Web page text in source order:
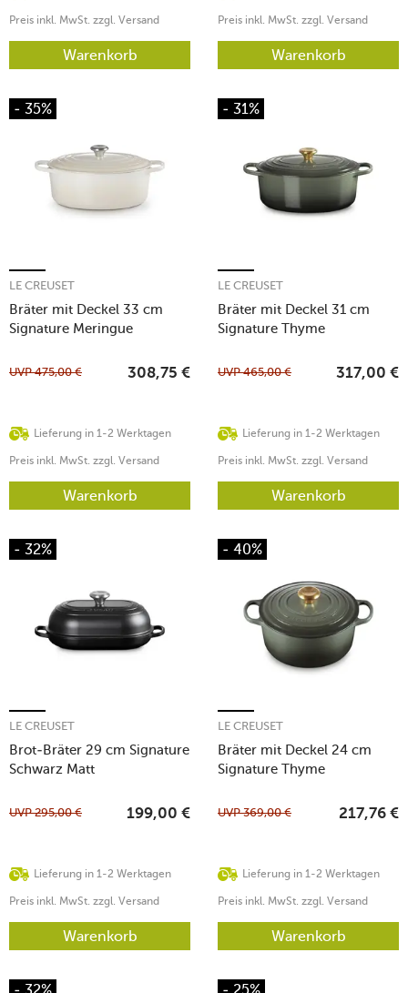
Preis inkl. MwSt. zzgl. Versand
Warenkorb
Preis inkl. MwSt. zzgl. Versand
Warenkorb
- 35%
Bräter mit Deckel 33 cm
Signature Meringue
LE CREUSET
Lieferung in 1-2 Werktagen
UVP475,00 € 308,75 €
Preis inkl. MwSt. zzgl. Versand
Warenkorb
- 31%
Bräter mit Deckel 31 cm
Signature Thyme
LE CREUSET
Lieferung in 1-2 Werktagen
UVP465,00 € 317,00 €
Preis inkl. MwSt. zzgl. Versand
Warenkorb
- 32%
Brot-Bräter 29 cm Signature
Schwarz Matt
LE CREUSET
Lieferung in 1-2 Werktagen
UVP295,00 € 199,00 €
Preis inkl. MwSt. zzgl. Versand
Warenkorb
- 40%
Bräter mit Deckel 24 cm
Signature Thyme
LE CREUSET
Lieferung in 1-2 Werktagen
UVP369,00 € 217,76 €
Preis inkl. MwSt. zzgl. Versand
Warenkorb